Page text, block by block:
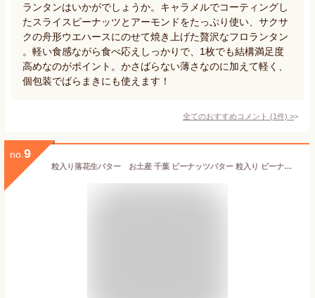
ランタンはいかがでしょうか。キャラメルでコーティングし
たスライスピーナッツとアーモンドをたっぷり使い、サクサ
クの舟形ウエハースにのせて焼き上げた贅沢なフロランタン
。軽い食感ながら食べ応えしっかりで、1枚でも結構満足度
高めなのがポイント。かさばらない薄さなのに加えて軽く、
個包装でばらまきにも使えます！
全てのおすすめコメント (1件) >
no. 9
粒入り落花生バター お土産 千葉 ピーナッツバター 粒入り ピーナッツ 落花生 パン クッキー 手提げ袋